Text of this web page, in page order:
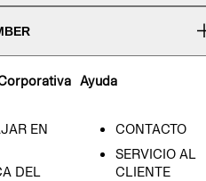
EN
DEL
Ayuda
CONTACTO
SERVICIO AL
CLIENTE